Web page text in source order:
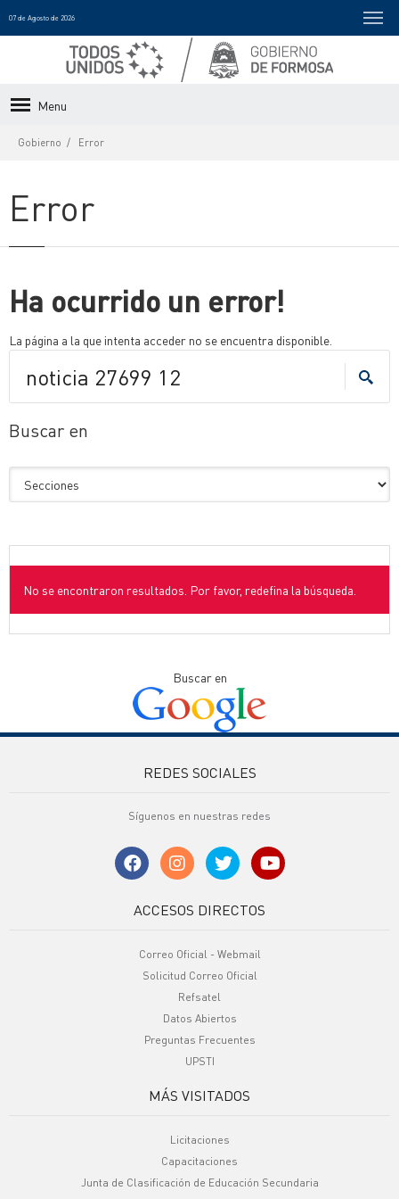
07 de Agosto de 2026
Menu
Gobierno Error
Error
Ha ocurrido un error!
La página a la que intenta acceder no se encuentra disponible.
Buscar en
No se encontraron resultados. Por favor, redefina la búsqueda.
Buscar en
REDES SOCIALES
Síguenos en nuestras redes
ACCESOS DIRECTOS
Correo Oficial - Webmail
Solicitud Correo Oficial
Refsatel
Datos Abiertos
Preguntas Frecuentes
UPSTI
MÁS VISITADOS
Licitaciones
Capacitaciones
Junta de Clasificación de Educación Secundaria